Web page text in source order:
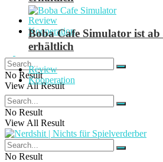
Review
Kooperation
No Result
View All Result
Boba Cafe Simulator ist ab
erhältlich
Review
Kooperation
No Result
View All Result
No Result